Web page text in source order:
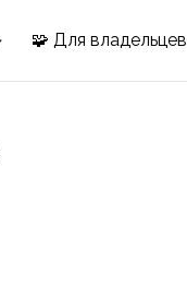
🧩 Для владельцев